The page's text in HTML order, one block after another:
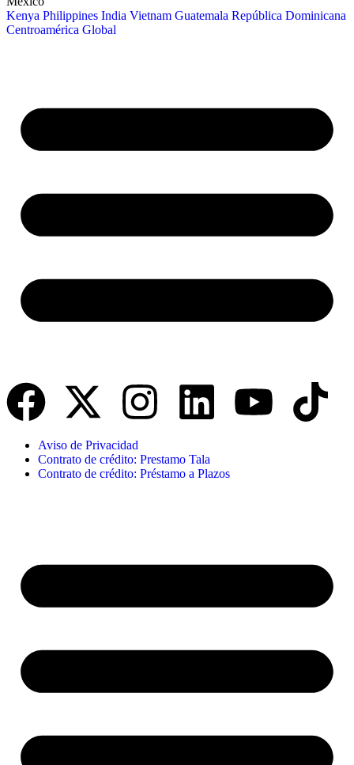
Kenya Philippines India Vietnam Guatemala República Dominicana
Centroamérica Global
Aviso de Privacidad
Contrato de crédito: Prestamo Tala
Contrato de crédito: Préstamo a Plazos